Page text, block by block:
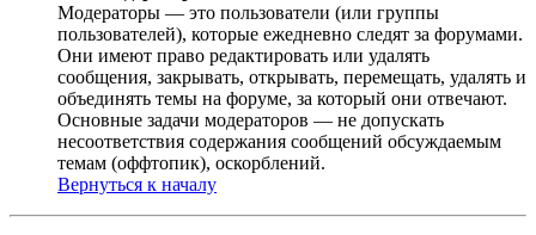
Модераторы — это пользователи (или группы
пользователей), которые ежедневно следят за форумами.
Они имеют право редактировать или удалять
сообщения, закрывать, открывать, перемещать, удалять и
объединять темы на форуме, за который они отвечают.
Основные задачи модераторов — не допускать
несоответствия содержания сообщений обсуждаемым
темам (оффтопик), оскорблений.
Вернуться к началу